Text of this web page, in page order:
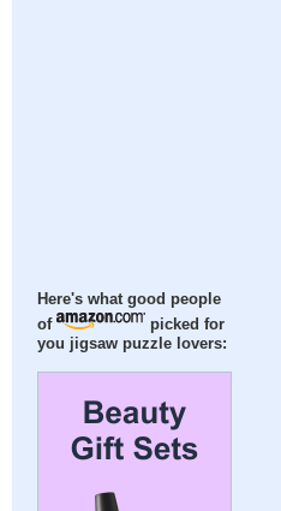
Here's what good people
of
picked for
you jigsaw puzzle lovers: